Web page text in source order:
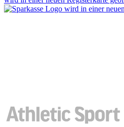
wird in einer